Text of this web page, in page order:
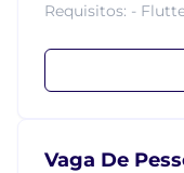
Requisitos: -
Vaga De